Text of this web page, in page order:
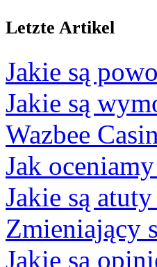
Letzte Artikel
Jakie są
Jakie są
Wazbee
Jak
Jakie są
Zmieniający
Jakie są